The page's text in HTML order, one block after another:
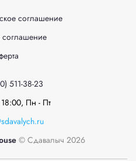
соглашение
соглашение
511-38-23
Пн - Пт
© Сдавалыч 2026